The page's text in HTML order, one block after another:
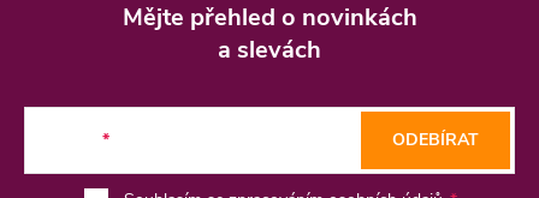
Mějte přehled o novinkách
a slevách
ODEBÍRAT